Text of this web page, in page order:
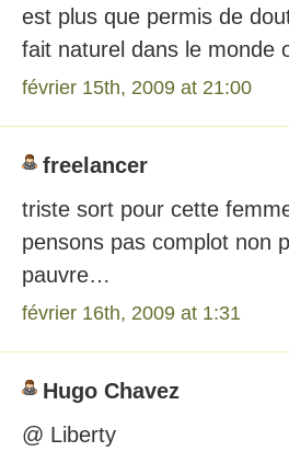
est plus que permis de
fait naturel dans le monde
février 15th, 2009 at 21:00
freelancer
triste sort pour cette
pensons pas complot
pauvre…
février 16th, 2009 at 1:31
Hugo Chavez
@ Liberty